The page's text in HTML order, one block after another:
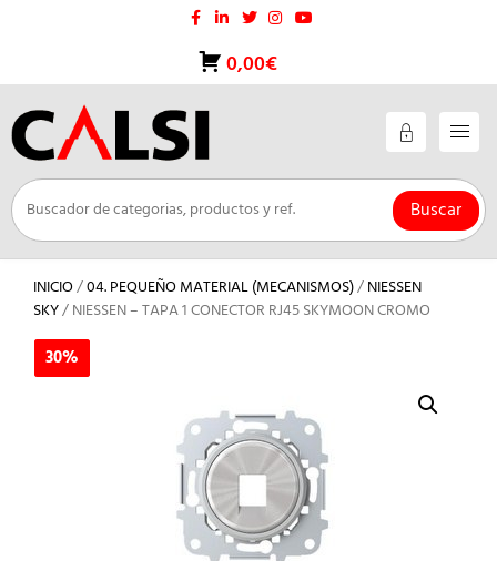
0,00€
Buscar
INICIO/04. PEQUEÑO MATERIAL (MECANISMOS)/NIESSEN
SKY/ NIESSEN – TAPA 1 CONECTOR RJ45 SKYMOON CROMO
30%
30%